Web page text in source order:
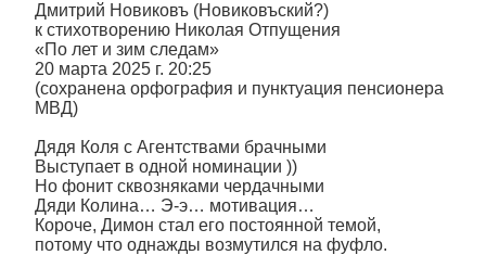
Дмитрий Новиковъ (Новиковъский?)
к стихотворению Николая Отпущения
«По лет и зим следам»
20 марта 2025 г. 20:25
(сохранена орфография и пунктуация пенсионера
МВД)
Дядя Коля с Агентствами брачными
Выступает в одной номинации ))
Но фонит сквозняками чердачными
Дяди Колина… Э-э… мотивация…
Короче, Димон стал его постоянной темой,
потому что однажды возмутился на фуфло.